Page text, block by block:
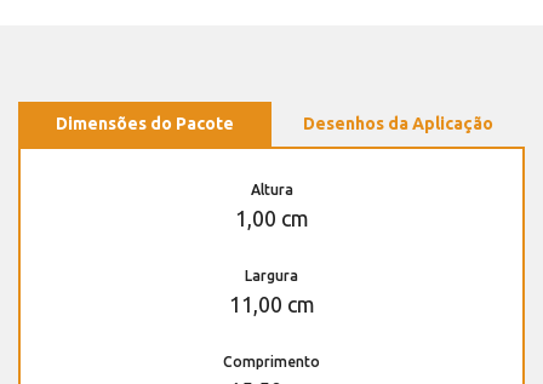
Dimensões do Pacote Desenhos da Aplicação
Altura
1,00 cm
Largura
11,00 cm
Comprimento